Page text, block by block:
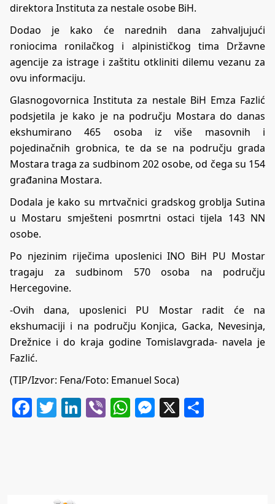
direktora Instituta za nestale osobe BiH.
Dodao je kako će narednih dana zahvaljujući
roniocima ronilačkog i alpinističkog tima Državne
agencije za istrage i zaštitu otkliniti dilemu vezanu za
ovu informaciju.
Glasnogovornica Instituta za nestale BiH Emza Fazlić
podsjetila je kako je na području Mostara do danas
ekshumirano 465 osoba iz više masovnih i
pojedinačnih grobnica, te da se na području grada
Mostara traga za sudbinom 202 osobe, od čega su 154
građanina Mostara.
Dodala je kako su mrtvačnici gradskog groblja Sutina
u Mostaru smješteni posmrtni ostaci tijela 143 NN
osobe.
Po njezinim riječima uposlenici INO BiH PU Mostar
tragaju za sudbinom 570 osoba na području
Hercegovine.
-Ovih dana, uposlenici PU Mostar radit će na
ekshumaciji i na području Konjica, Gacka, Nevesinja,
Drežnice i do kraja godine Tomislavgrada- navela je
Fazlić.
(TIP/Izvor: Fena/Foto: Emanuel Soca)
Facebook
Twitter
LinkedIn
ViberWhatsApp
Messenger
X